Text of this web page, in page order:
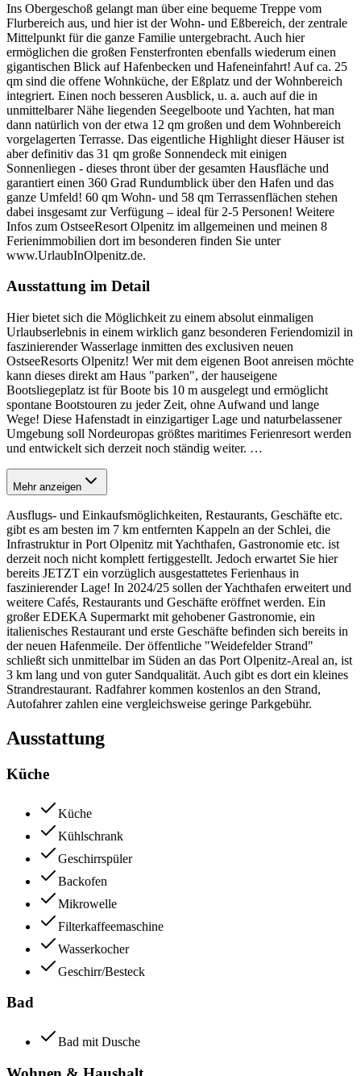
Ins Obergeschoß gelangt man über eine bequeme Treppe vom
Flurbereich aus, und hier ist der Wohn- und Eßbereich, der zentrale
Mittelpunkt für die ganze Familie untergebracht. Auch hier
ermöglichen die großen Fensterfronten ebenfalls wiederum einen
gigantischen Blick auf Hafenbecken und Hafeneinfahrt! Auf ca. 25
qm sind die offene Wohnküche, der Eßplatz und der Wohnbereich
integriert. Einen noch besseren Ausblick, u. a. auch auf die in
unmittelbarer Nähe liegenden Seegelboote und Yachten, hat man
dann natürlich von der etwa 12 qm großen und dem Wohnbereich
vorgelagerten Terrasse. Das eigentliche Highlight dieser Häuser ist
aber definitiv das 31 qm große Sonnendeck mit einigen
Sonnenliegen - dieses thront über der gesamten Hausfläche und
garantiert einen 360 Grad Rundumblick über den Hafen und das
ganze Umfeld! 60 qm Wohn- und 58 qm Terrassenflächen stehen
dabei insgesamt zur Verfügung – ideal für 2-5 Personen! Weitere
Infos zum OstseeResort Olpenitz im allgemeinen und meinen 8
Ferienimmobilien dort im besonderen finden Sie unter
www.UrlaubInOlpenitz.de.
Ausstattung im Detail
Hier bietet sich die Möglichkeit zu einem absolut einmaligen
Urlaubserlebnis in einem wirklich ganz besonderen Feriendomizil in
faszinierender Wasserlage inmitten des exclusiven neuen
OstseeResorts Olpenitz! Wer mit dem eigenen Boot anreisen möchte
kann dieses direkt am Haus "parken", der hauseigene
Bootsliegeplatz ist für Boote bis 10 m ausgelegt und ermöglicht
spontane Bootstouren zu jeder Zeit, ohne Aufwand und lange
Wege! Diese Hafenstadt in einzigartiger Lage und naturbelassener
Umgebung soll Nordeuropas größtes maritimes Ferienresort werden
und entwickelt sich derzeit noch ständig weiter. …
Mehr anzeigen
Ausflugs- und Einkaufsmöglichkeiten, Restaurants, Geschäfte etc.
gibt es am besten im 7 km entfernten Kappeln an der Schlei, die
Infrastruktur in Port Olpenitz mit Yachthafen, Gastronomie etc. ist
derzeit noch nicht komplett fertiggestellt. Jedoch erwartet Sie hier
bereits JETZT ein vorzüglich ausgestattetes Ferienhaus in
faszinierender Lage! In 2024/25 sollen der Yachthafen erweitert und
weitere Cafés, Restaurants und Geschäfte eröffnet werden. Ein
großer EDEKA Supermarkt mit gehobener Gastronomie, ein
italienisches Restaurant und erste Geschäfte befinden sich bereits in
der neuen Hafenmeile. Der öffentliche "Weidefelder Strand"
schließt sich unmittelbar im Süden an das Port Olpenitz-Areal an, ist
3 km lang und von guter Sandqualität. Auch gibt es dort ein kleines
Strandrestaurant. Radfahrer kommen kostenlos an den Strand,
Autofahrer zahlen eine vergleichsweise geringe Parkgebühr.
Ausstattung
Küche
Küche
Kühlschrank
Geschirrspüler
Backofen
Mikrowelle
Filterkaffeemaschine
Wasserkocher
Geschirr/Besteck
Bad
Bad mit Dusche